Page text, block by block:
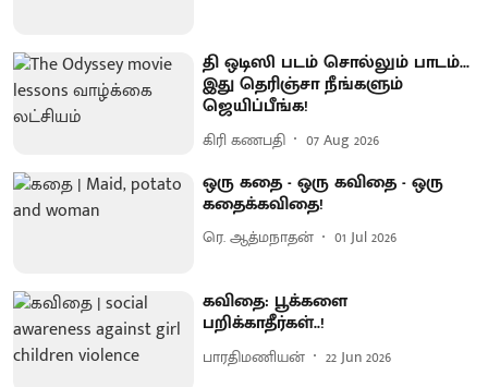
தி ஒடிஸி படம் சொல்லும் பாடம்...
இது தெரிஞ்சா நீங்களும்
ஜெயிப்பீங்க!
கிரி கணபதி 07 Aug 2026
ஒரு கதை - ஒரு கவிதை - ஒரு
கதைக்கவிதை!
ரெ. ஆத்மநாதன் 01 Jul 2026
கவிதை: பூக்களை
பறிக்காதீர்கள்..!
பாரதிமணியன் 22 Jun 2026